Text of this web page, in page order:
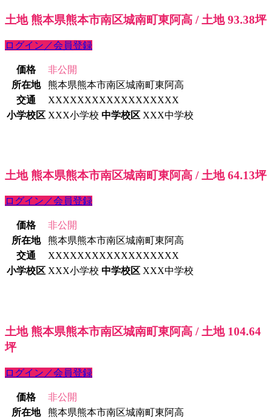
土地 熊本県熊本市南区城南町東阿高 / 土地 93.38坪
ログイン／会員登録
価格
非公開
所在地
熊本県熊本市南区城南町東阿高
交通
XXXXXXXXXXXXXXXXXX
小学校区 XXX小学校 中学校区 XXX中学校
土地 熊本県熊本市南区城南町東阿高 / 土地 64.13坪
ログイン／会員登録
価格
非公開
所在地
熊本県熊本市南区城南町東阿高
交通
XXXXXXXXXXXXXXXXXX
小学校区 XXX小学校 中学校区 XXX中学校
土地 熊本県熊本市南区城南町東阿高 / 土地 104.64
坪
ログイン／会員登録
価格
非公開
所在地
熊本県熊本市南区城南町東阿高